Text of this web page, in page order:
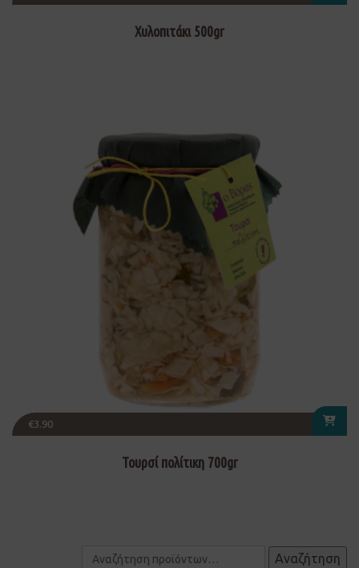
Χυλοπιτάκι 500gr
€3.90
Τουρσί πολίτικη 700gr
Αναζήτηση